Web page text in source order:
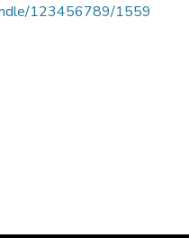
123456789/1559